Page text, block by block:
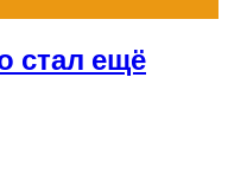
стал ещё